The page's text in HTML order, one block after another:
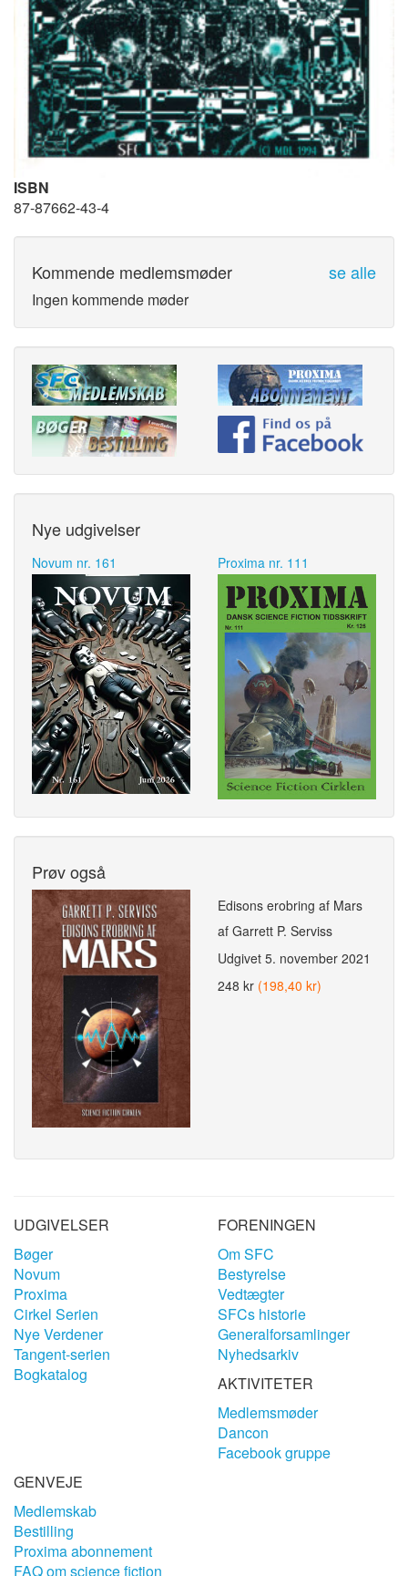
ISBN
87-87662-43-4
Kommende medlemsmøder se alle
Ingen kommende møder
Nye udgivelser
Novum nr. 161 Proxima nr. 111
Prøv også
Edisons erobring af Mars
af Garrett P. Serviss
Udgivet 5. november 2021
248 kr (198,40 kr)
UDGIVELSER
Bøger
Novum
Proxima
Cirkel Serien
Nye Verdener
Tangent-serien
Bogkatalog
FORENINGEN
Om SFC
Bestyrelse
Vedtægter
SFCs historie
Generalforsamlinger
Nyhedsarkiv
AKTIVITETER
Medlemsmøder
Dancon
Facebook gruppe
GENVEJE
Medlemskab
Bestilling
Proxima abonnement
FAQ om science fiction